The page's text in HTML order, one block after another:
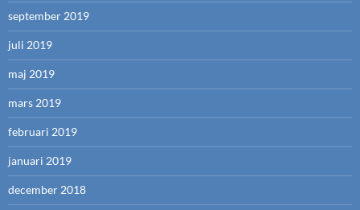
september 2019
juli 2019
maj 2019
mars 2019
februari 2019
januari 2019
december 2018